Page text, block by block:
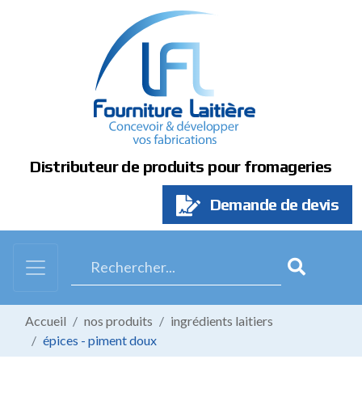
Distributeur de produits pour fromageries
Demande de devis
Accueil nos produits
ingrédients laitiers
épices - piment doux
Panneau de gestion des cookies